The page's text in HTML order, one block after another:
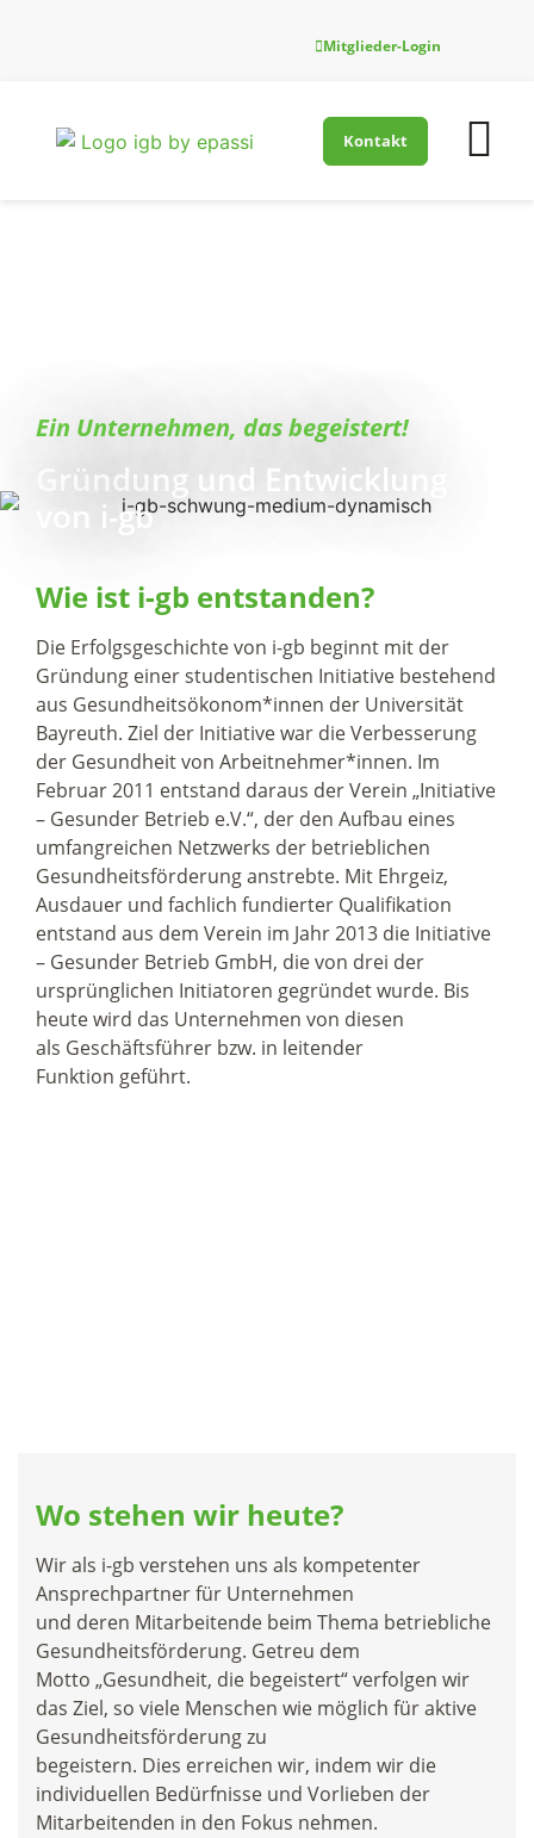
Mitglieder-Login
Kontakt
Ein Unternehmen, das begeistert!
Gründung und Entwicklung
von i-gb
Wie ist i-gb entstanden?
Die Erfolgsgeschichte von i-gb beginnt mit der
Gründung einer studentischen Initiative bestehend
aus Gesundheitsökonom*innen der Universität
Bayreuth. Ziel der Initiative war die Verbesserung
der Gesundheit von Arbeitnehmer*innen. Im
Februar 2011 entstand daraus der Verein „Initiative
– Gesunder Betrieb e.V.“, der den Aufbau eines
umfangreichen Netzwerks der betrieblichen
Gesundheitsförderung anstrebte. Mit Ehrgeiz,
Ausdauer und fachlich fundierter Qualifikation
entstand aus dem Verein im Jahr 2013 die Initiative
– Gesunder Betrieb GmbH, die von drei der
ursprünglichen Initiatoren gegründet wurde. Bis
heute wird das Unternehmen von diesen
als Geschäftsführer bzw. in leitender
Funktion geführt.
Wo stehen wir heute?
Wir als i-gb verstehen uns als kompetenter
Ansprechpartner für Unternehmen
und deren Mitarbeitende beim Thema betriebliche
Gesundheitsförderung. Getreu dem
Motto „Gesundheit, die begeistert“ verfolgen wir
das Ziel, so viele Menschen wie möglich für aktive
Gesundheitsförderung zu
begeistern. Dies erreichen wir, indem wir die
individuellen Bedürfnisse und Vorlieben der
Mitarbeitenden in den Fokus nehmen.